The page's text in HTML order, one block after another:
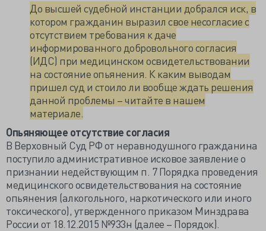
До высшей судебной инстанции добрался иск, в
котором гражданин выразил свое несогласие с
отсутствием требования к даче
информированного добровольного согласия
(ИДС) при медицинском освидетельствовании
на состояние опьянения. К каким выводам
пришел суд и стоило ли вообще ждать решения
данной проблемы – читайте в нашем
материале.
Опьяняющее отсутствие согласия
В Верховный Суд РФ от неравнодушного гражданина
поступило административное исковое заявление о
признании недействующим п. 7 Порядка проведения
медицинского освидетельствования на состояние
опьянения (алкогольного, наркотического или иного
токсического), утвержденного приказом Минздрава
России от 18.12.2015 №933н (далее – Порядок).